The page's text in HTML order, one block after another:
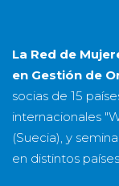
La Red de
en Gestión de
socias de 15
internacionales
(Suecia), y
en distintos países.